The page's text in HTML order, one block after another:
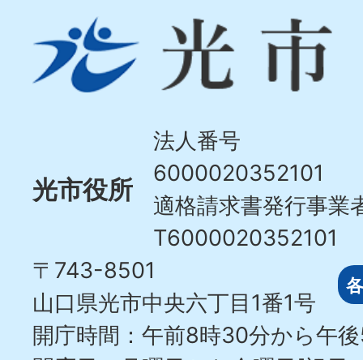
市
Hikari
光市役所
法人番号
6000020352101
適格請求書発行事業
T6000020352101
〒743-8501
山口県光市中央六丁目1番1号
開庁時間：午前8時30分から午